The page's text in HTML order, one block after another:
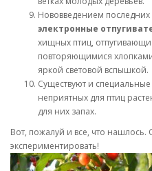
Нововведением последних
электронные
хищных птиц,
повторяющимися
яркой световой вспышкой.
Существуют и
неприятных для птиц
для них запах.
Вот, пожалуй и все, что
экспериментировать!